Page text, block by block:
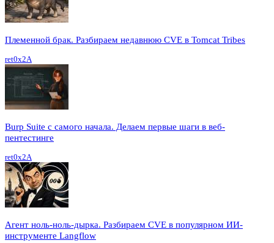
Племенной брак. Разбираем недавнюю CVE в Tomcat Tribes
ret0x2A
Burp Suite с самого начала. Делаем первые шаги в веб-
пентестинге
ret0x2A
Агент ноль-ноль-дырка. Разбираем CVE в популярном ИИ-
инструменте Langflow